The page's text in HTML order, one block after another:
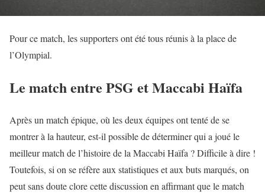
Pour ce match, les supporters ont été tous réunis à la place de
l’Olympial.
Le match entre PSG et Maccabi Haïfa
Après un match épique, où les deux équipes ont tenté de se
montrer à la hauteur, est-il possible de déterminer qui a joué le
meilleur match de l’histoire de la Maccabi Haïfa ? Difficile à dire !
Toutefois, si on se réfère aux statistiques et aux buts marqués, on
peut sans doute clore cette discussion en affirmant que le match